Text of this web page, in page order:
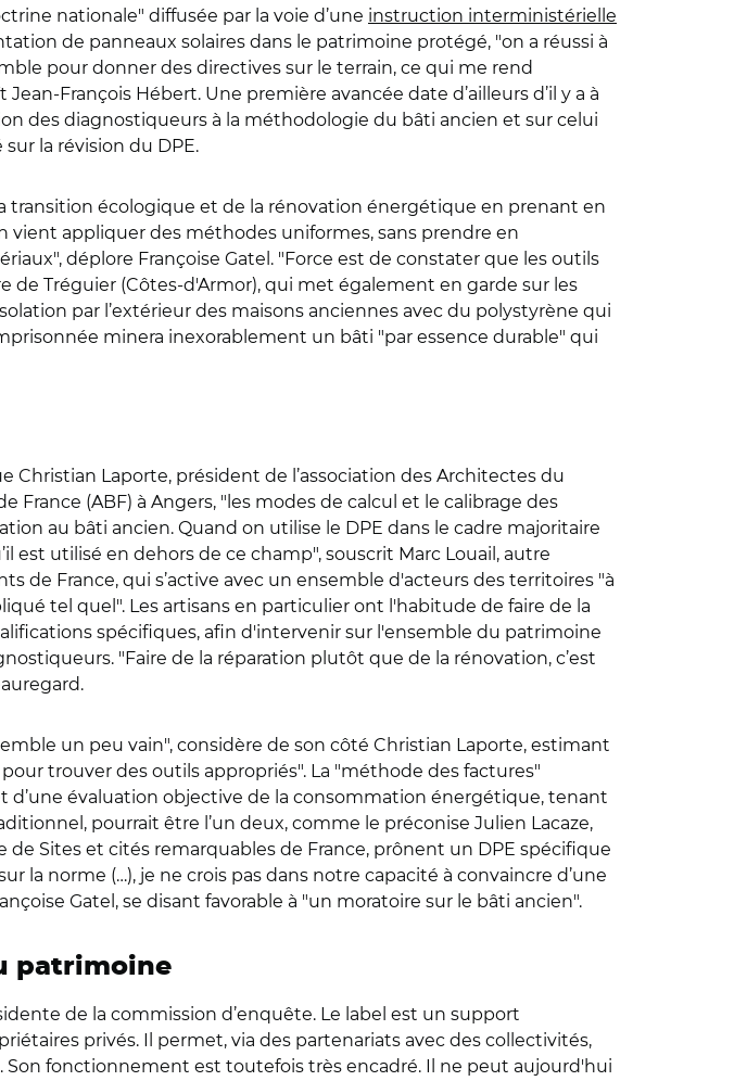
nationale" diffusée par la voie d’une instruction interministérielle
de panneaux solaires dans le patrimoine protégé, "on a réussi à
pour donner des directives sur le terrain, ce qui me rend
François Hébert. Une première avancée date d’ailleurs d’il y a à
des diagnostiqueurs à la méthodologie du bâti ancien et sur celui
la révision du DPE.
transition écologique et de la rénovation énergétique en prenant en
appliquer des méthodes uniformes, sans prendre en
déplore Françoise Gatel. "Force est de constater que les outils
de Tréguier (Côtes-d'Armor), qui met également en garde sur les
par l’extérieur des maisons anciennes avec du polystyrène qui
minera inexorablement un bâti "par essence durable" qui
Christian Laporte, président de l’association des Architectes du
(ABF) à Angers, "les modes de calcul et le calibrage des
au bâti ancien. Quand on utilise le DPE dans le cadre majoritaire
est utilisé en dehors de ce champ", souscrit Marc Louail, autre
de France, qui s’active avec un ensemble d'acteurs des territoires "à
tel quel". Les artisans en particulier ont l'habitude de faire de la
spécifiques, afin d'intervenir sur l'ensemble du patrimoine
"Faire de la réparation plutôt que de la rénovation, c’est
un peu vain", considère de son côté Christian Laporte, estimant
trouver des outils appropriés". La "méthode des factures"
d’une évaluation objective de la consommation énergétique, tenant
pourrait être l’un deux, comme le préconise Julien Lacaze,
de Sites et cités remarquables de France, prônent un DPE spécifique
la norme (…), je ne crois pas dans notre capacité à convaincre d’une
Gatel, se disant favorable à "un moratoire sur le bâti ancien".
patrimoine
de la commission d’enquête. Le label est un support
privés. Il permet, via des partenariats avec des collectivités,
fonctionnement est toutefois très encadré. Il ne peut aujourd'hui